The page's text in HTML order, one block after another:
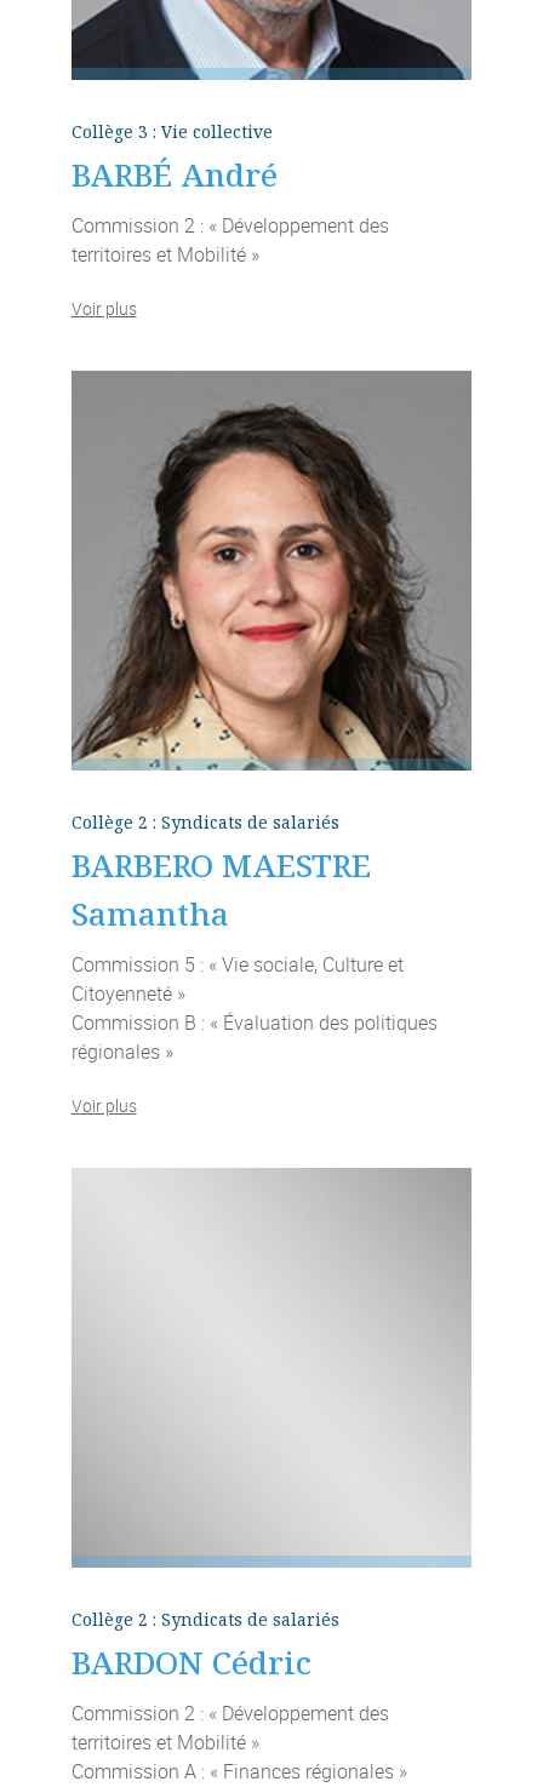
Collège 3 : Vie collective
BARBÉ André
Commission 2 : « Développement des
territoires et Mobilité »
Voir plus
Collège 2 : Syndicats de salariés
BARBERO MAESTRE
Samantha
Commission 5 : « Vie sociale, Culture et
Citoyenneté »
Commission B : « Évaluation des politiques
régionales »
Voir plus
Collège 2 : Syndicats de salariés
BARDON Cédric
Commission 2 : « Développement des
territoires et Mobilité »
Commission A : « Finances régionales »